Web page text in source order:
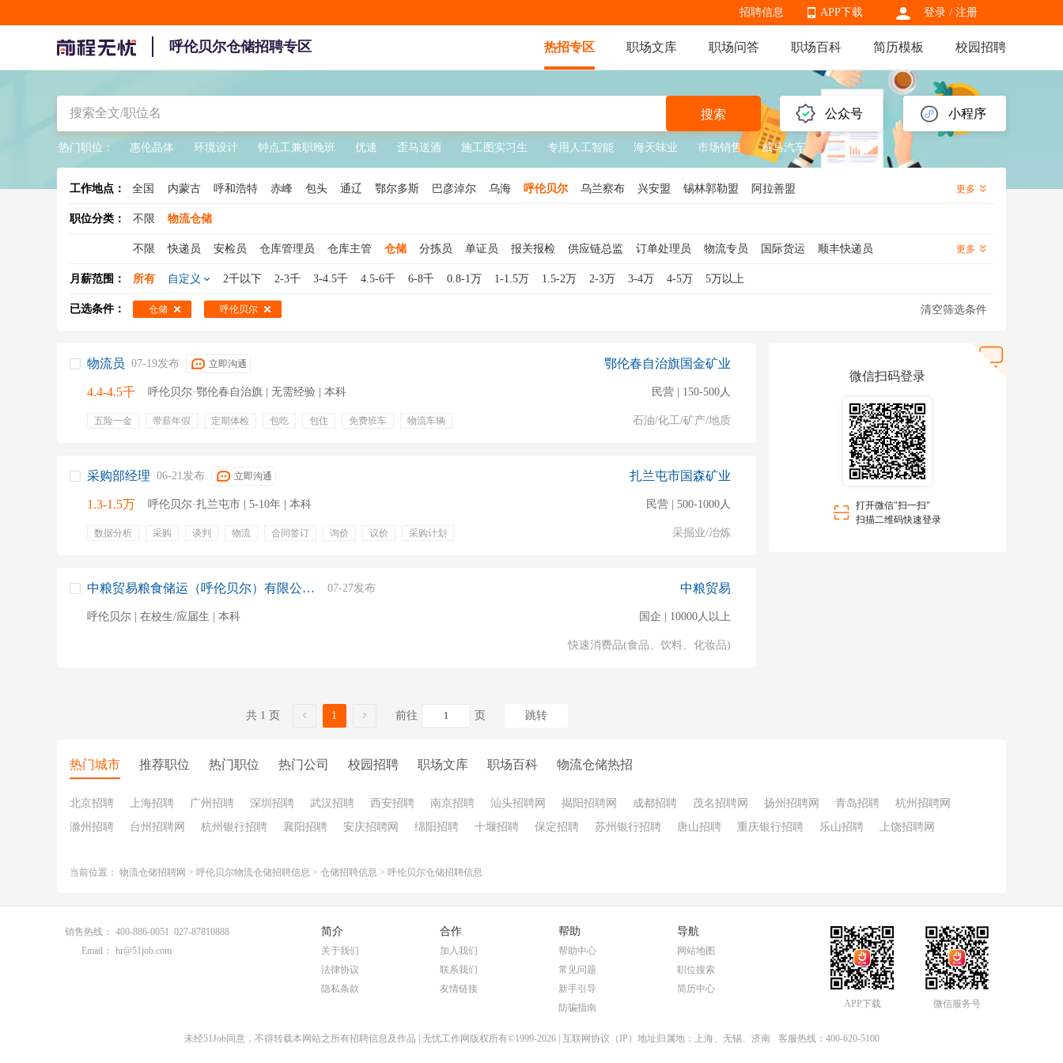
登录 / 注册
APP下载
APP下载
招聘信息
呼伦贝尔仓储招聘专区 热招专区 职场文库 职场问答 职场百科 简历模板 校园招聘
公众号 小程序
搜索
热门职位： 惠伦晶体 环境设计 钟点工兼职晚班 优速 歪马送酒 施工图实习生 专用人工智能 海天味业 市场销售 威马汽车
工作地点： 全国 内蒙古 呼和浩特 赤峰 包头 通辽 鄂尔多斯 巴彦淖尔 乌海 呼伦贝尔 乌兰察布 兴安盟 锡林郭勒盟 阿拉善盟 更多
职位分类： 不限 物流仓储
不限 快递员 安检员 仓库管理员 仓库主管 仓储 分拣员 单证员 报关报检 供应链总监 订单处理员 物流专员 国际货运
顺丰快递员
调度员
集装箱业务 物流销售 京东快递员 仓库文员 装卸工 物流客服 供应链专员 供应链主管 仓库经理 物流运营
更多
月薪范围： 所有 自定义 2千以下 2-3千 3-4.5千 4.5-6千 6-8千 0.8-1万 1-1.5万 1.5-2万 2-3万 3-4万 4-5万 5万以上
已选条件： 仓储 呼伦贝尔 清空筛选条件
物流员 07-19发布 立即沟通
4.4-4.5千 呼伦贝尔·鄂伦春自治旗 | 无需经验 | 本科
五险一金 带薪年假 定期体检 包吃 包住 免费班车 物流车辆
鄂伦春自治旗国金矿业
民营 | 150-500人
石油/化工/矿产/地质
采购部经理 06-21发布 立即沟通
1.3-1.5万 呼伦贝尔·扎兰屯市 | 5-10年 | 本科
数据分析 采购 谈判 物流 合同签订 询价 议价
采购计划
扎兰屯市国森矿业
民营 | 500-1000人
采掘业/冶炼
中粮贸易粮食储运（呼伦贝尔）有限公司仓储机电维修岗 07-27发布
呼伦贝尔 | 在校生/应届生 | 本科
中粮贸易
国企 | 10000人以上
快速消费品(食品、饮料、化妆品)
共 1 页 1 前往 页 跳转
微信扫码登录
打开微信"扫一扫"
扫描二维码快速登录
热门城市 推荐职位 热门职位 热门公司 校园招聘 职场文库 职场百科 物流仓储热招
北京招聘 上海招聘 广州招聘 深圳招聘 武汉招聘 西安招聘 南京招聘 汕头招聘网 揭阳招聘网 成都招聘 茂名招聘网 扬州招聘网 青岛招聘
杭州招聘网
滁州招聘
台州招聘网 杭州银行招聘 襄阳招聘 安庆招聘网 绵阳招聘 十堰招聘 保定招聘 苏州银行招聘 唐山招聘 重庆银行招聘 乐山招聘 上饶招聘网
当前位置： 物流仓储招聘网 > 呼伦贝尔物流仓储招聘信息 > 仓储招聘信息 > 呼伦贝尔仓储招聘信息
销售热线：
400-886-0051 027-87810888
Email：
hr@51job.com
简介
关于我们
法律协议
隐私条款
合作
加入我们
联系我们
友情链接
帮助
帮助中心
常见问题
新手引导
防骗指南
导航
网站地图
职位搜索
简历中心
APP下载
微信服务号
未经51Job同意，不得转载本网站之所有招聘信息及作品 | 无忧工作网版权所有©1999-2026 | 互联网协议（IP）地址归属地：上海、无锡、济南 客服热线：400-620-5100